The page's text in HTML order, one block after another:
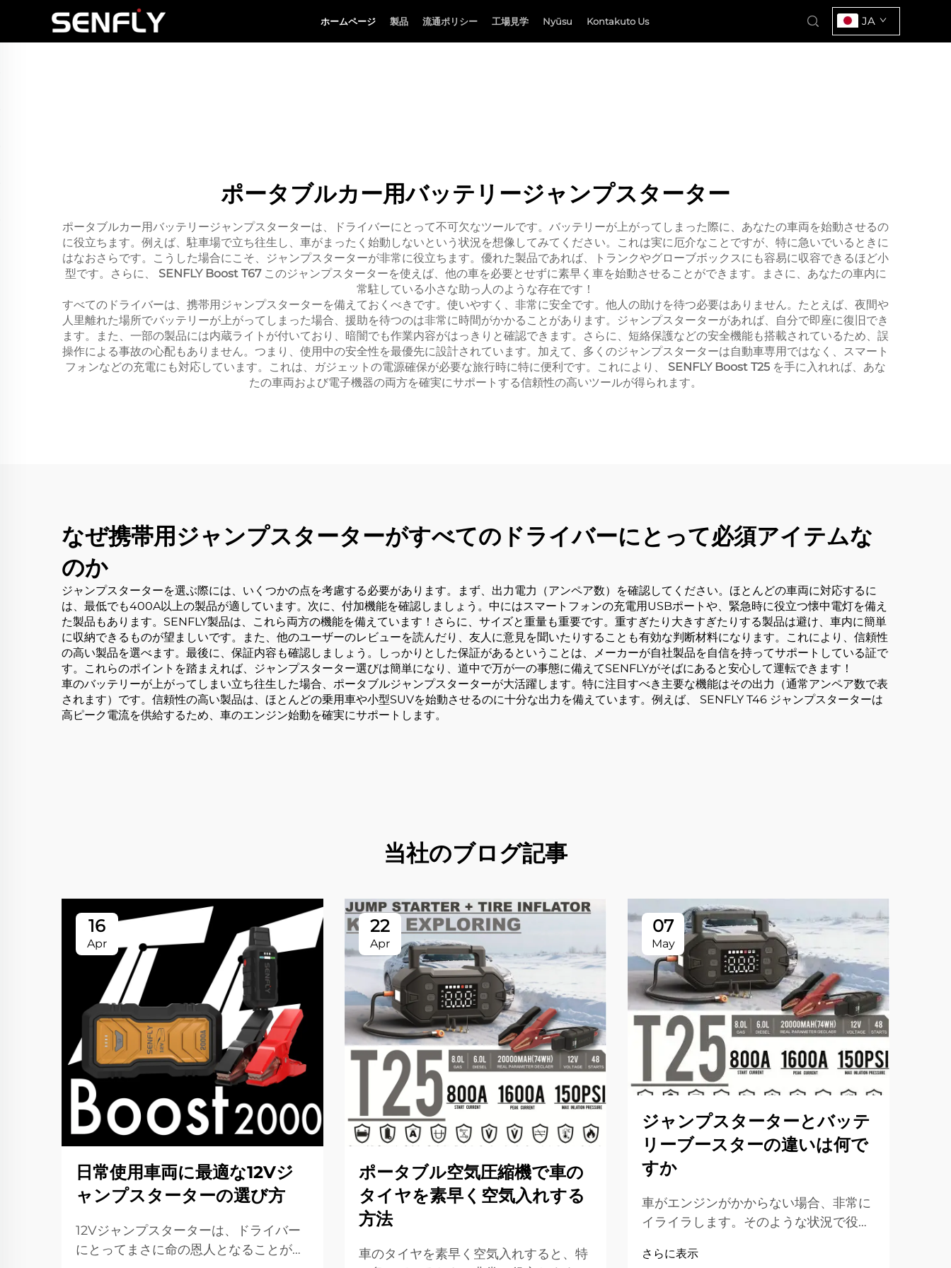
ホームページ 製品 流通ポリシー 工場見学 Nyūsu Kontakuto Us JA
ポータブルカー用バッテリージャンプスターター
ポータブルカー用バッテリージャンプスターターは、ドライバーにとって不可欠なツールです。バッテリーが上がってしまった際に、あなたの車両を始動させるの
に役立ちます。例えば、駐車場で立ち往生し、車がまったく始動しないという状況を想像してみてください。これは実に厄介なことですが、特に急いでいるときに
はなおさらです。こうした場合にこそ、ジャンプスターターが非常に役立ちます。優れた製品であれば、トランクやグローブボックスにも容易に収容できるほど小
型です。さらに、 SENFLY Boost T67 このジャンプスターターを使えば、他の車を必要とせずに素早く車を始動させることができます。まさに、あなたの車内に
常駐している小さな助っ人のような存在です！
すべてのドライバーは、携帯用ジャンプスターターを備えておくべきです。使いやすく、非常に安全です。他人の助けを待つ必要はありません。たとえば、夜間や
人里離れた場所でバッテリーが上がってしまった場合、援助を待つのは非常に時間がかかることがあります。ジャンプスターターがあれば、自分で即座に復旧でき
ます。また、一部の製品には内蔵ライトが付いており、暗闇でも作業内容がはっきりと確認できます。さらに、短絡保護などの安全機能も搭載されているため、誤
操作による事故の心配もありません。つまり、使用中の安全性を最優先に設計されています。加えて、多くのジャンプスターターは自動車専用ではなく、スマート
フォンなどの充電にも対応しています。これは、ガジェットの電源確保が必要な旅行時に特に便利です。これにより、 SENFLY Boost T25 を手に入れれば、あな
たの車両および電子機器の両方を確実にサポートする信頼性の高いツールが得られます。
なぜ携帯用ジャンプスターターがすべてのドライバーにとって必須アイテムな
のか
ジャンプスターターを選ぶ際には、いくつかの点を考慮する必要があります。まず、出力電力（アンペア数）を確認してください。ほとんどの車両に対応するに
は、最低でも400A以上の製品が適しています。次に、付加機能を確認しましょう。中にはスマートフォンの充電用USBポートや、緊急時に役立つ懐中電灯を備え
た製品もあります。SENFLY製品は、これら両方の機能を備えています！さらに、サイズと重量も重要です。重すぎたり大きすぎたりする製品は避け、車内に簡単
に収納できるものが望ましいです。また、他のユーザーのレビューを読んだり、友人に意見を聞いたりすることも有効な判断材料になります。これにより、信頼性
の高い製品を選べます。最後に、保証内容も確認しましょう。しっかりとした保証があるということは、メーカーが自社製品を自信を持ってサポートしている証で
す。これらのポイントを踏まえれば、ジャンプスターター選びは簡単になり、道中で万が一の事態に備えてSENFLYがそばにあると安心して運転できます！
車のバッテリーが上がってしまい立ち往生した場合、ポータブルジャンプスターターが大活躍します。特に注目すべき主要な機能はその出力（通常アンペア数で表
されます）です。信頼性の高い製品は、ほとんどの乗用車や小型SUVを始動させるのに十分な出力を備えています。例えば、 SENFLY T46 ジャンプスターターは
高ピーク電流を供給するため、車のエンジン始動を確実にサポートします。
当社のブログ記事
16
Apr
日常使用車両に最適な12Vジ
ャンプスターターの選び方
12Vジャンプスターターは、ドライバー
にとってまさに命の恩人となることがあ
22
Apr
ポータブル空気圧縮機で車の
タイヤを素早く空気入れする
方法
車のタイヤを素早く空気入れすると、特
07
May
ジャンプスターターとバッテ
リーブースターの違いは何で
すか
車がエンジンがかからない場合、非常に
イライラします。そのような状況で役立
リーブースターです。多くの人がこれら
さらに表示